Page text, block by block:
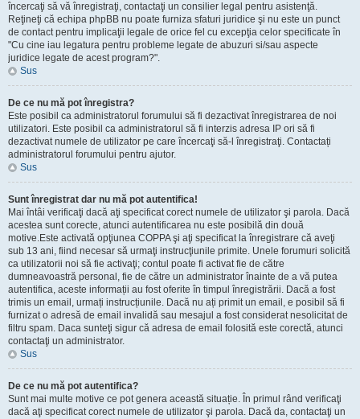
încercaţi să vă înregistraţi, contactaţi un consilier legal pentru asistenţă.
Reţineţi că echipa phpBB nu poate furniza sfaturi juridice şi nu este un punct
de contact pentru implicaţii legale de orice fel cu excepţia celor specificate în
"Cu cine iau legatura pentru probleme legate de abuzuri si/sau aspecte
juridice legate de acest program?".
Sus
De ce nu mă pot înregistra?
Este posibil ca administratorul forumului să fi dezactivat înregistrarea de noi
utilizatori. Este posibil ca administratorul să fi interzis adresa IP ori să fi
dezactivat numele de utilizator pe care încercaţi să-l înregistraţi. Contactați
administratorul forumului pentru ajutor.
Sus
Sunt înregistrat dar nu mă pot autentifica!
Mai întâi verificaţi dacă aţi specificat corect numele de utilizator şi parola. Dacă
acestea sunt corecte, atunci autentificarea nu este posibilă din două
motive.Este activată opţiunea COPPA şi aţi specificat la înregistrare că aveţi
sub 13 ani, fiind necesar să urmaţi instrucţiunile primite. Unele forumuri solicită
ca utilizatorii noi să fie activaţi; contul poate fi activat fie de către
dumneavoastră personal, fie de către un administrator înainte de a vă putea
autentifica, aceste informații au fost oferite în timpul înregistrării. Dacă a fost
trimis un email, urmați instrucțiunile. Dacă nu ați primit un email, e posibil să fi
furnizat o adresă de email invalidă sau mesajul a fost considerat nesolicitat de
filtru spam. Daca sunteţi sigur că adresa de email folosită este corectă, atunci
contactaţi un administrator.
Sus
De ce nu mă pot autentifica?
Sunt mai multe motive ce pot genera această situație. În primul rând verificaţi
dacă aţi specificat corect numele de utilizator şi parola. Dacă da, contactaţi un